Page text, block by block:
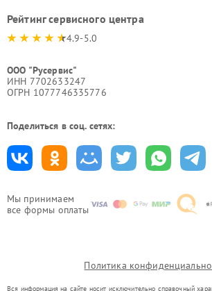
Мы принимаем
все формы оплаты
Рейтинг сервисного центра
4.9-5.0
ООО "Русервис"
ИНН 7702633247
ОГРН 1077746335776
Поделиться в соц. сетях:
Политика
Вся информация на сайте носит исключительно справочный